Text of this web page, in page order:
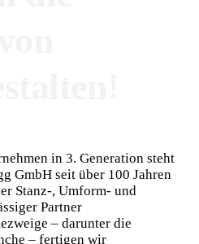
in 3. Generation steht
GmbH seit über 100 Jahren
Stanz-, Umform- und
Partner
– darunter die
– fertigen wir